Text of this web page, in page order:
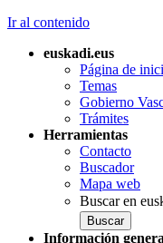
Ir al contenido
euskadi.eus
Página de
Temas
Gobierno
Trámites
Herramientas
Contacto
Buscador
Mapa web
Buscar en
Información